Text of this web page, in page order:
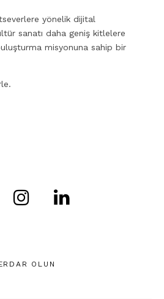
yönelik dijital
sanatı daha geniş kitlelere
misyonuna sahip bir
OLUN